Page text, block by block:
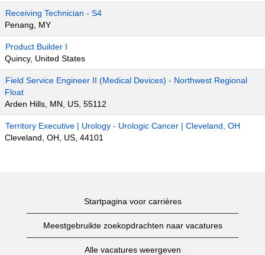
Receiving Technician - S4
Penang, MY
Product Builder I
Quincy, United States
Field Service Engineer II (Medical Devices) - Northwest Regional
Float
Arden Hills, MN, US, 55112
Territory Executive | Urology - Urologic Cancer | Cleveland, OH
Cleveland, OH, US, 44101
Startpagina voor carrières
Meestgebruikte zoekopdrachten naar vacatures
Alle vacatures weergeven